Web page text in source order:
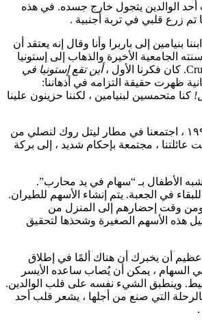
الوالدين يتجول خارج جسده. في هذه
تم زرع قلبي في تربة أجنبية .
بنيامين إلى باربرا وأنا وقال إنه يعتقد أن
الجامعية الأخيرة والذهاب إلى إستونيا
أين تقع إستونيا في
ظهرت حقيقة التزامه في أذهاننا:
كنا متحمسين لبنيامين ، لكننا حزينون علينا
لذا في ١٥ أغسطس ١٩٩٧ ، اجتمعنا في مطار ليتل روك لنصلي من
عائلتنا ، مجتمعة بإحكام شديد ، إلى بركة
١٢٧: ٤ ، يُشبه الأطفال بـ “سهام في يد محارب”.
في الجعبة. يتم إنشاء الأسهم للطيران.
ومن وقت إحضارهم إلى المنزل من
هذه الأسهم الصغيرة وشحذها لتحقيق
أن يخبرك أن هناك ألمًا في إطلاق
السهام ، يمكن أن يُصاب ساعده الأيسر
وينطبق الشيء نفسه على قلب الوالدين.
التي صنع من أجلها ، يشعر قلب أحد
.